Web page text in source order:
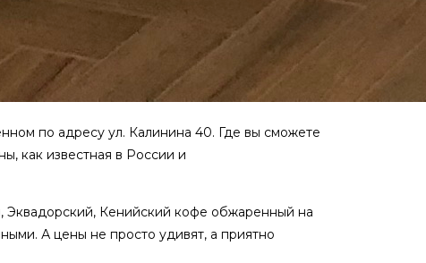
по адресу ул. Калинина 40. Где вы сможете
как известная в России и
Эквадорский, Кенийский кофе обжаренный на
А цены не просто удивят, а приятно